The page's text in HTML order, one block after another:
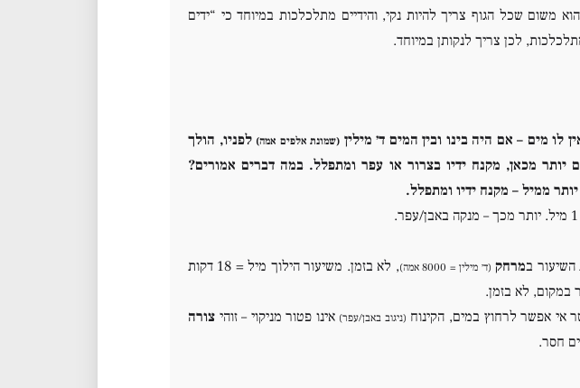
משום שכל הגוף צריך להיות נקי, והידיים מתלכלכות במיוחד כי “ידים
לכן צריך לנקותן במיוחד.
לו מים – אם היה בינו ובין המים ד׳ מילין (שמונת אלפים אמה) לפניו, הולך
יותר מכאן, מקנח ידיו בצרור או עפר ומתפלל. במה דברים אמורים?
ממיל – מקנח ידיו ומתפלל.
במרחק (ד׳ מילין = 8000 אמה)
, לא בזמן. משיעור הילוך מיל = 18 דקות
אי אפשר לרחוץ במים, הקינוח (ניגוב באבן/עפר) אינו פטור מניקוי – זוהי צורה
חסר.